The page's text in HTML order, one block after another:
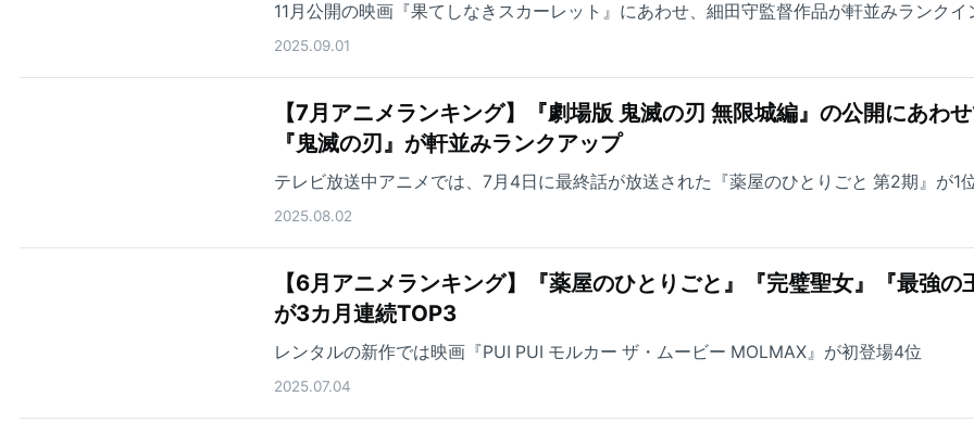
11月公開の映画『果てしなきスカーレット』にあわせ、細田守監督作品が軒並みランクイ
2025.09.01
【7月アニメランキング】『劇場版 鬼滅の刃 無限城編』の公開にあわ
『鬼滅の刃』が軒並みランクアップ
テレビ放送中アニメでは、7月4日に最終話が放送された『薬屋のひとりごと 第2期』が1
2025.08.02
【6月アニメランキング】『薬屋のひとりごと』『完璧聖女』『最強の
が3カ月連続TOP3
レンタルの新作では映画『PUI PUI モルカー ザ・ムービー MOLMAX』が初登場4位
2025.07.04